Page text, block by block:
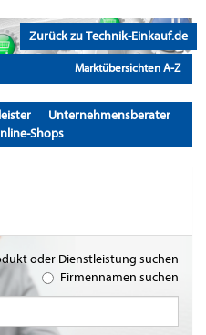
Zurück zu Technik-Einkauf.de
Marktübersichten A-Z
Unternehmensberater
Shops
oder Dienstleistung suchen
Firmennamen suchen